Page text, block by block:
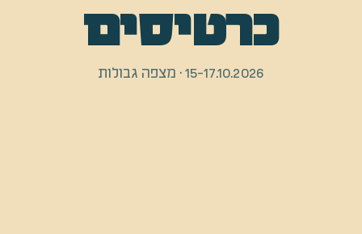
כרטיסים
15-17.10.2026
· מצפה גבולות